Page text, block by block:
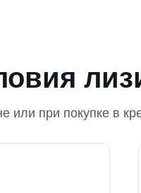
или при покупке в